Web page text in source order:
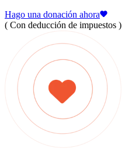
Hago una donación ahora
( Con deducción de impuestos )